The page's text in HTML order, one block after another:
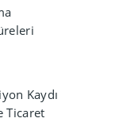
Kaydı
Ticaret